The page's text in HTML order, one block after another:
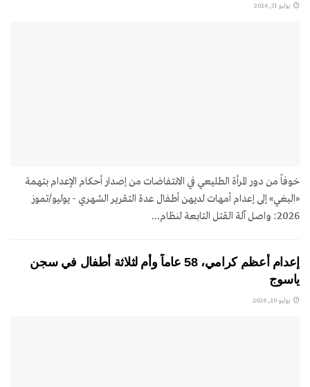
يوليو 31, 2026
خوفاً من دور المرأة الطليعي في الانتفاضات من إصدار أحكام الإعدام بتهمة
«البغي» إلى إعدام أمهات لديهن أطفال عدة التقرير الشهري - يوليو/تموز
2026: واصل آلة القتل التابعة لنظام...
إعدام أعظم كرامي، 58 عاماً وأم لثلاثة أطفال في سجن
ياسوج
يوليو 20, 2026